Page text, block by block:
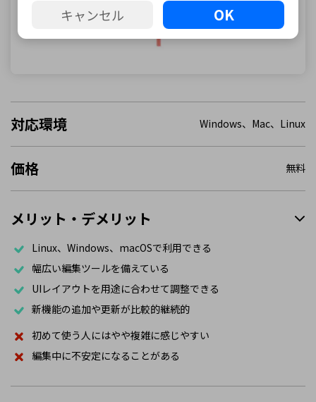
対応環境 Windows、Mac、Linux
価格 無料
メリット・デメリット
Linux、Windows、macOSで利用できる
幅広い編集ツールを備えている
UIレイアウトを用途に合わせて調整できる
新機能の追加や更新が比較的継続的
初めて使う人にはやや複雑に感じやすい
編集中に不安定になることがある
キャンセル OK